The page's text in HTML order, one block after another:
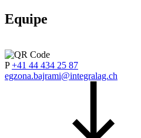
Equipe
P +41 44 434 25 87
egzona.bajrami@integralag.ch